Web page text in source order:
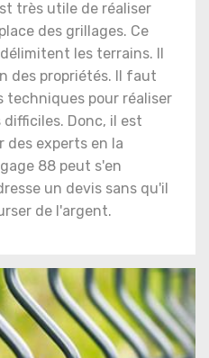
très utile de réaliser
des grillages. Ce
les terrains. Il
des propriétés. Il faut
techniques pour réaliser
Donc, il est
des experts en la
88 peut s'en
un devis sans qu'il
de l'argent.